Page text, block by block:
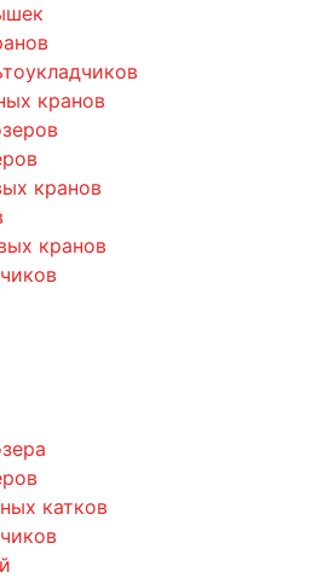
кранов
кранов
кранов
катков